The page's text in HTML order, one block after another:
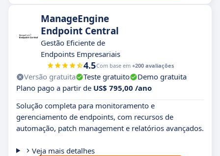
ManageEngine
Endpoint Central
Gestão Eficiente de
Endpoints Empresariais
4.5Com base em +200 avaliações
Versão gratuita Teste gratuito
Demo gratuita
Plano pago a partir de US$ 795,00 /ano
Solução completa para monitoramento e
gerenciamento de endpoints, com recursos de
automação, patch management e relatórios avançados.
Veja mais detalhes